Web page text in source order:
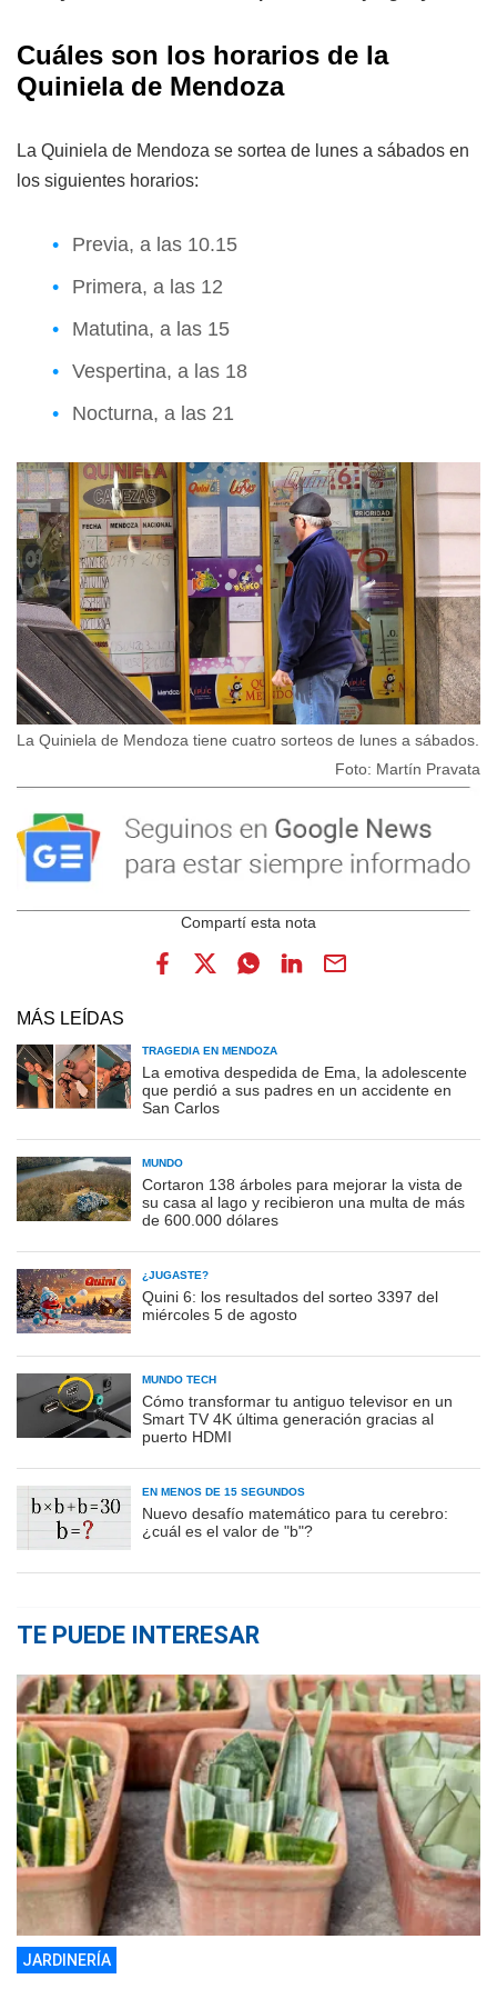
Cuáles son los horarios de la
Quiniela de Mendoza
La Quiniela de Mendoza se sortea de lunes a sábados en
los siguientes horarios:
Previa, a las 10.15
Primera, a las 12
Matutina, a las 15
Vespertina, a las 18
Nocturna, a las 21
La Quiniela de Mendoza tiene cuatro sorteos de lunes a sábados.
Foto: Martín Pravata
MÁS LEÍDAS
TRAGEDIA EN MENDOZA
La emotiva despedida de Ema, la adolescente
que perdió a sus padres en un accidente en
San Carlos
MUNDO
Cortaron 138 árboles para mejorar la vista de
su casa al lago y recibieron una multa de más
de 600.000 dólares
¿JUGASTE?
Quini 6: los resultados del sorteo 3397 del
miércoles 5 de agosto
MUNDO TECH
Cómo transformar tu antiguo televisor en un
Smart TV 4K última generación gracias al
puerto HDMI
EN MENOS DE 15 SEGUNDOS
Nuevo desafío matemático para tu cerebro:
¿cuál es el valor de "b"?
TE PUEDE INTERESAR
JARDINERÍA